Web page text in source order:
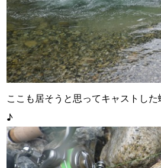
ここも居そうと思ってキャストし
♪